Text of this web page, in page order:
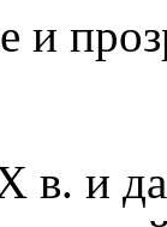
и
в. и